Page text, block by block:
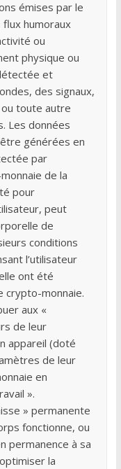
émises par le
humoraux
ou
physique ou
et
des signaux,
toute autre
Les données
générées en
par
de la
pour
peut
de
conditions
l’utilisateur
ont été
crypto-monnaie.
aux «
de leur
appareil (doté
de leur
en
».
» permanente
fonctionne, ou
permanence à sa
la